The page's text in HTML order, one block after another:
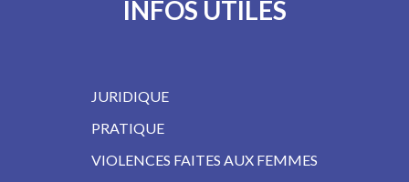
INFOS UTILES
JURIDIQUE
PRATIQUE
VIOLENCES FAITES AUX FEMMES